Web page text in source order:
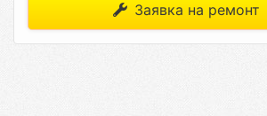
Заявка на ремонт